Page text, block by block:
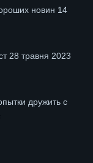
новин 14
28 травня 2023
дружить с